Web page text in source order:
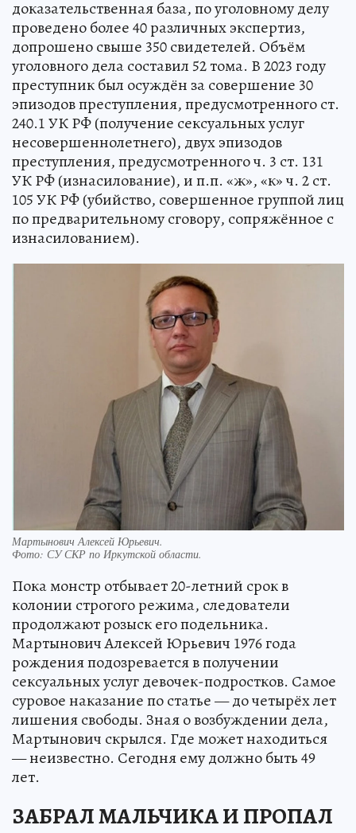
доказательственная база, по уголовному делу
проведено более 40 различных экспертиз,
допрошено свыше 350 свидетелей. Объём
уголовного дела составил 52 тома. В 2023 году
преступник был осуждён за совершение 30
эпизодов преступления, предусмотренного ст.
240.1 УК РФ (получение сексуальных услуг
несовершеннолетнего), двух эпизодов
преступления, предусмотренного ч. 3 ст. 131
УК РФ (изнасилование), и п.п. «ж», «к» ч. 2 ст.
105 УК РФ (убийство, совершенное группой лиц
по предварительному сговору, сопряжённое с
изнасилованием).
Мартынович Алексей Юрьевич.
Фото: СУ СКР по Иркутской области.
Пока монстр отбывает 20-летний срок в
колонии строгого режима, следователи
продолжают розыск его подельника.
Мартынович Алексей Юрьевич 1976 года
рождения подозревается в получении
сексуальных услуг девочек-подростков. Самое
суровое наказание по статье — до четырёх лет
лишения свободы. Зная о возбуждении дела,
Мартынович скрылся. Где может находиться
— неизвестно. Сегодня ему должно быть 49
лет.
ЗАБРАЛ МАЛЬЧИКА И ПРОПАЛ